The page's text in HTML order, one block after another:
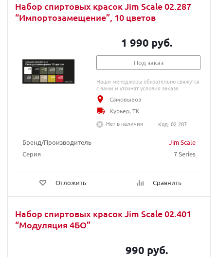
Набор спиртовых красок Jim Scale 02.287
“Импортозамещение”, 10 цветов
Бренд/Производитель
Jim Scale
Серия
7 Series
Отложить Сравнить
1 990 руб.
Под заказ
Наши менеджеры обязательно свяжутся
с вами и уточнят условия заказа
Самовывоз
Курьер, ТК
Нет в наличии
Код: 02.287
Набор спиртовых красок Jim Scale 02.401
“Модуляция 4БО”
990 руб.